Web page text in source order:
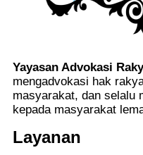
Yayasan Advokasi
mengadvokasi hak
masyarakat, dan selalu
kepada masyarakat
Layanan